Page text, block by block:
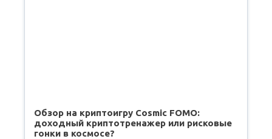
Обзор на криптоигру Cosmic FOMO:
доходный криптотренажер или рисковые
гонки в космосе?